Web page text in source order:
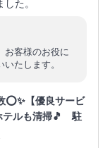
た。
お客様のお役に
たします。
⭕✨【優良サービ
テルも清掃🎵 駐